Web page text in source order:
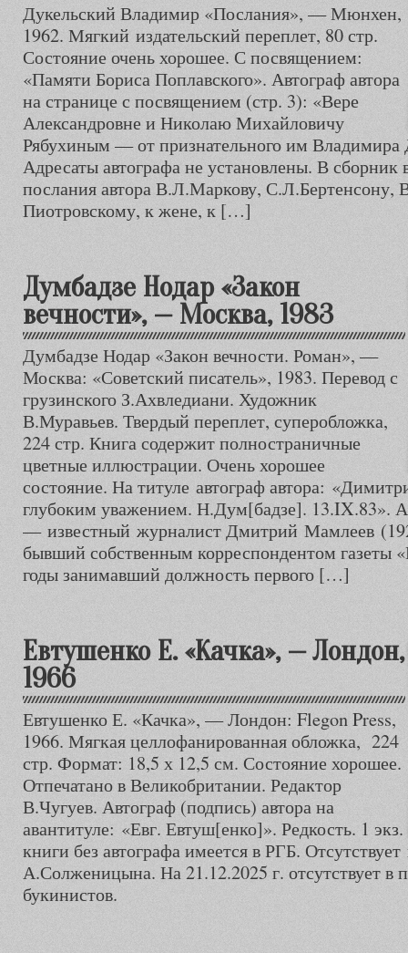
Дукельский Владимир «Послания», — Мюнхен,
1962. Мягкий издательский переплет, 80 стр.
Состояние очень хорошее. С посвящением:
«Памяти Бориса Поплавского». Автограф автора
на странице с посвящением (стр. 3): «Вере
Александровне и Николаю Михайловичу
Рябухиным — от признательного им Владимира
Адресаты автографа не установлены. В
послания автора В.Л.Маркову, С.Л.Бертенсону,
Пиотровскому, к жене, к […]
Думбадзе Нодар «Закон
вечности», — Москва, 1983
Думбадзе Нодар «Закон вечности. Роман», —
Москва: «Советский писатель», 1983. Перевод с
грузинского З.Ахвледиани. Художник
В.Муравьев. Твердый переплет, суперобложка,
224 стр. Книга содержит полностраничные
цветные иллюстрации. Очень хорошее
состояние. На титуле автограф автора:
глубоким уважением. Н.Дум[бадзе]. 13.IX.83».
— известный журналист Дмитрий Мамлеев
бывший собственным корреспондентом газеты
годы занимавший должность первого […]
Евтушенко Е. «Качка», — Лондон,
1966
Евтушенко Е. «Качка», — Лондон: Flegon Press,
1966. Мягкая целлофанированная обложка, 224
стр. Формат: 18,5 х 12,5 см. Состояние хорошее.
Отпечатано в Великобритании. Редактор
В.Чугуев. Автограф (подпись) автора на
авантитуле: «Евг. Евтуш[енко]». Редкость. 1 экз.
книги без автографа имеется в РГБ.
А.Солженицына. На 21.12.2025 г. отсутствует в
букинистов.